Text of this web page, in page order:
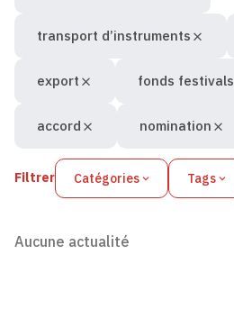
Filtrer Catégories Tags
transport d’instruments
export fonds festivals
accord nomination
Aucune actualité